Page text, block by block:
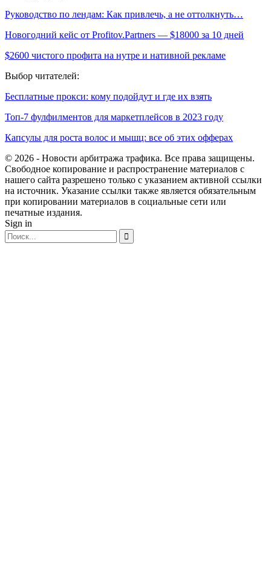
Руководство по лендам: Как привлечь, а не оттолкнуть…
Новогодний кейс от Profitov.Partners — $18000 за 10 дней
$2600 чистого профита на нутре и нативной рекламе
Выбор читателей:
Бесплатные прокси: кому подойдут и где их взять
Топ-7 фулфилментов для маркетплейсов в 2023 году
Капсулы для роста волос и мышц: все об этих офферах
© 2026 - Новости арбитража трафика. Все права защищены.
Свободное копирование и распространение материалов с
нашего сайта разрешено только с указанием активной ссылки
на источник. Указание ссылки также является обязательным
при копировании материалов в социальные сети или
печатные издания.
Sign in